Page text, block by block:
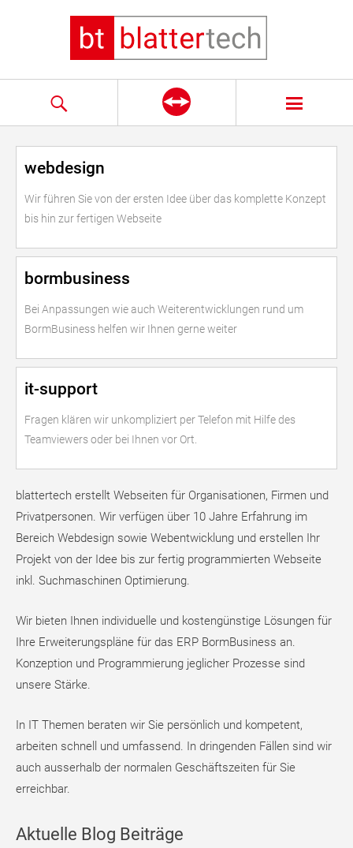
webdesign
Wir führen Sie von der ersten Idee über das komplette Konzept
bis hin zur fertigen Webseite
bormbusiness
Bei Anpassungen wie auch Weiterentwicklungen rund um
BormBusiness helfen wir Ihnen gerne weiter
it-support
Fragen klären wir unkompliziert per Telefon mit Hilfe des
Teamviewers oder bei Ihnen vor Ort.
blattertech erstellt Webseiten für Organisationen, Firmen und
Privatpersonen. Wir verfügen über 10 Jahre Erfahrung im
Bereich Webdesign sowie Webentwicklung und erstellen Ihr
Projekt von der Idee bis zur fertig programmierten Webseite
inkl. Suchmaschinen Optimierung.
Wir bieten Ihnen individuelle und kostengünstige Lösungen für
Ihre Erweiterungspläne für das ERP BormBusiness an.
Konzeption und Programmierung jeglicher Prozesse sind
unsere Stärke.
In IT Themen beraten wir Sie persönlich und kompetent,
arbeiten schnell und umfassend. In dringenden Fällen sind wir
auch ausserhalb der normalen Geschäftszeiten für Sie
erreichbar.
Aktuelle Blog Beiträge